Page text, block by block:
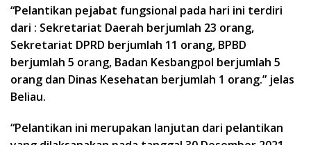
“Pelantikan pejabat fungsional pada hari ini terdiri
dari : Sekretariat Daerah berjumlah 23 orang,
Sekretariat DPRD berjumlah 11 orang, BPBD
berjumlah 5 orang, Badan Kesbangpol berjumlah 5
orang dan Dinas Kesehatan berjumlah 1 orang.” jelas
Beliau.
“Pelantikan ini merupakan lanjutan dari pelantikan